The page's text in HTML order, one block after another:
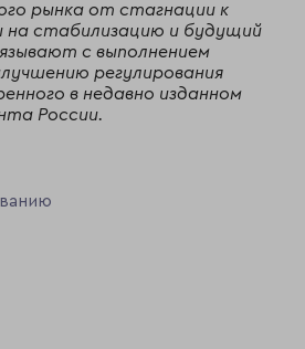
рынка от стагнации к
на стабилизацию и будущий
с выполнением
регулирования
в недавно изданном
России.